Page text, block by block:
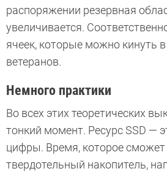
распоряжении резервная
увеличивается.
ячеек, которые можно кинуть
ветеранов.
Немного практики
Во всех этих теоретических
тонкий момент. Ресурс SSD —
цифры. Время, которое
твердотельный накопитель,